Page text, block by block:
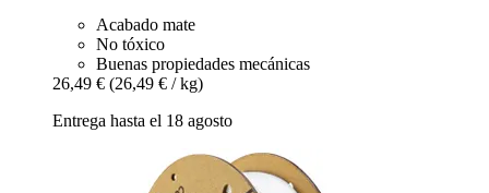
Acabado mate
No tóxico
Buenas propiedades mecánicas
26,49 € (26,49 € / kg)
Entrega hasta el 18 agosto